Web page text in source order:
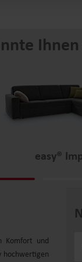
easy®
Komfort und
hochwertigen